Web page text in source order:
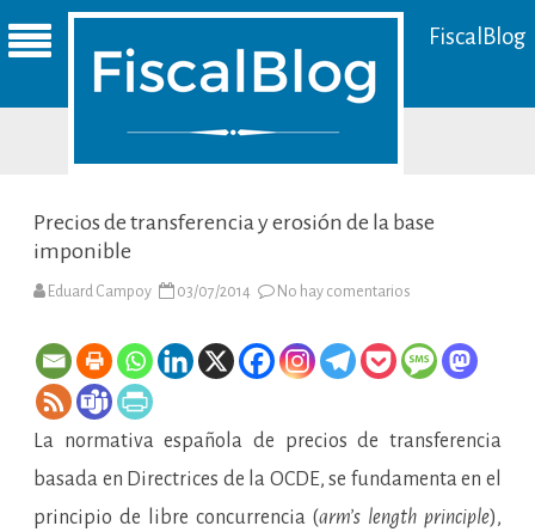
FiscalBlog
Precios de transferencia y erosión de la base
imponible
Eduard Campoy 03/07/2014 No hay comentarios
transferencia
y
erosión
imponible
La normativa española de precios de transferencia
basada en Directrices de la OCDE, se fundamenta en el
principio de libre concurrencia (arm’s length principle),